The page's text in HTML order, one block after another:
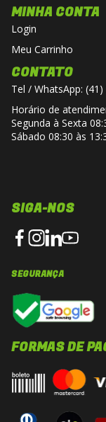
MINHA CONTA
Login
Meu Carrinho
CONTATO
Tel / WhatsApp:
Horário de
Segunda à Sexta
Sábado 08:30 às
SIGA-NOS
SEGURANÇA
FORMAS DE